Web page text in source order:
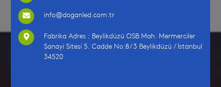
info@doganled.com.tr
Fabrika Adres : Beylikdüzü OSB Mah. Mermerciler
Sanayi Sitesi 5. Cadde No:8/3 Beylikdüzü / İstanbul
34520